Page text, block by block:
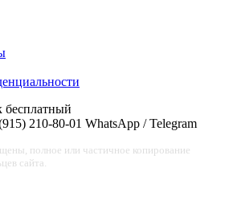
бесплатный
210-80-01 WhatsApp / Telegram
полное или частичное копирование
сайта.